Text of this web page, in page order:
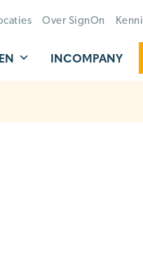
Over SignOn
INCOMPANY